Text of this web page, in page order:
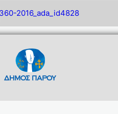
360-2016_ada_id4828